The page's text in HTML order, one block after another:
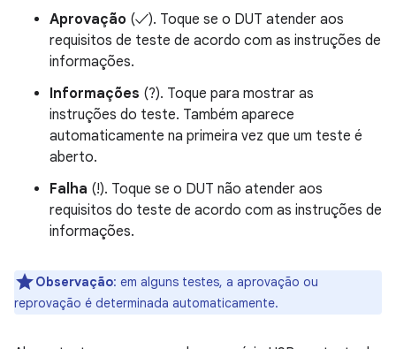
Aprovação (✓). Toque se o DUT atender aos
requisitos de teste de acordo com as instruções de
informações.
Informações (?). Toque para mostrar as
instruções do teste. Também aparece
automaticamente na primeira vez que um teste é
aberto.
Falha (!). Toque se o DUT não atender aos
requisitos do teste de acordo com as instruções de
informações.
Observação: em alguns testes, a aprovação ou
reprovação é determinada automaticamente.